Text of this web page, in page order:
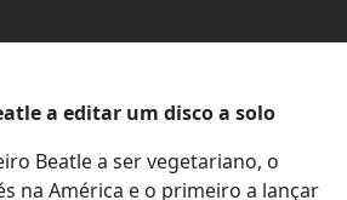
a editar um disco a solo
Beatle a ser vegetariano, o
na América e o primeiro a lançar